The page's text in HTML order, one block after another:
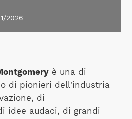
2026
è una di
di pionieri dell'industria
di
idee audaci, di grandi